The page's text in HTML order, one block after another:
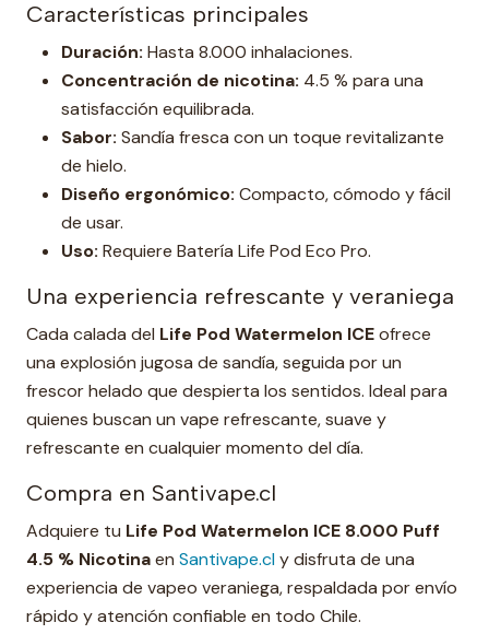
Características principales
Duración: Hasta 8.000 inhalaciones.
Concentración de nicotina: 4.5 % para una
satisfacción equilibrada.
Sabor: Sandía fresca con un toque revitalizante
de hielo.
Diseño ergonómico: Compacto, cómodo y fácil
de usar.
Uso: Requiere Batería Life Pod Eco Pro.
Una experiencia refrescante y veraniega
Cada calada del Life Pod Watermelon ICEofrece
una explosión jugosa de sandía, seguida por un
frescor helado que despierta los sentidos. Ideal para
quienes buscan un vape refrescante, suave y
refrescante en cualquier momento del día.
Compra en Santivape.cl
Adquiere tu Life Pod Watermelon ICE 8.000 Puff
4.5 % Nicotinaen Santivape.cly disfruta de una
experiencia de vapeo veraniega, respaldada por envío
rápido y atención confiable en todo Chile.